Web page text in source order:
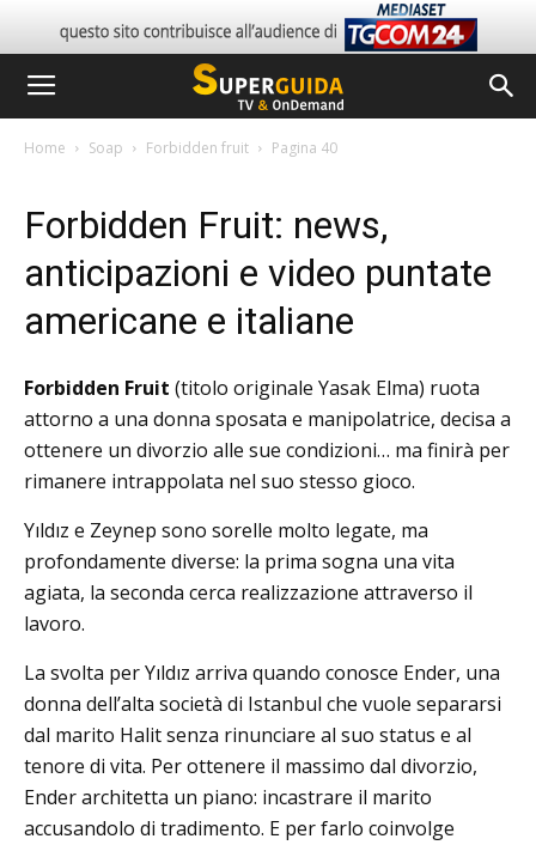
Home Soap Forbidden fruit Pagina 40
Forbidden Fruit: news,
anticipazioni e video puntate
americane e italiane
Forbidden Fruit (titolo originale Yasak Elma) ruota
attorno a una donna sposata e manipolatrice, decisa a
ottenere un divorzio alle sue condizioni… ma finirà per
rimanere intrappolata nel suo stesso gioco.
Yıldız e Zeynep sono sorelle molto legate, ma
profondamente diverse: la prima sogna una vita
agiata, la seconda cerca realizzazione attraverso il
lavoro.
La svolta per Yıldız arriva quando conosce Ender, una
donna dell’alta società di Istanbul che vuole separarsi
dal marito Halit senza rinunciare al suo status e al
tenore di vita. Per ottenere il massimo dal divorzio,
Ender architetta un piano: incastrare il marito
accusandolo di tradimento. E per farlo coinvolge